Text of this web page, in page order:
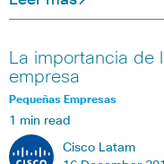
La importancia
empresa
Pequeñas Empresas
1 min read
Cisco Latam